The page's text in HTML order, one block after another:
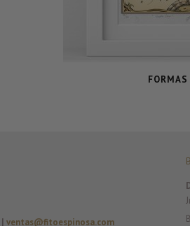
FORMAS
| ventas@fitoespinosa.com